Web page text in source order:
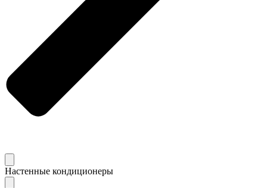
Настенные кондиционеры